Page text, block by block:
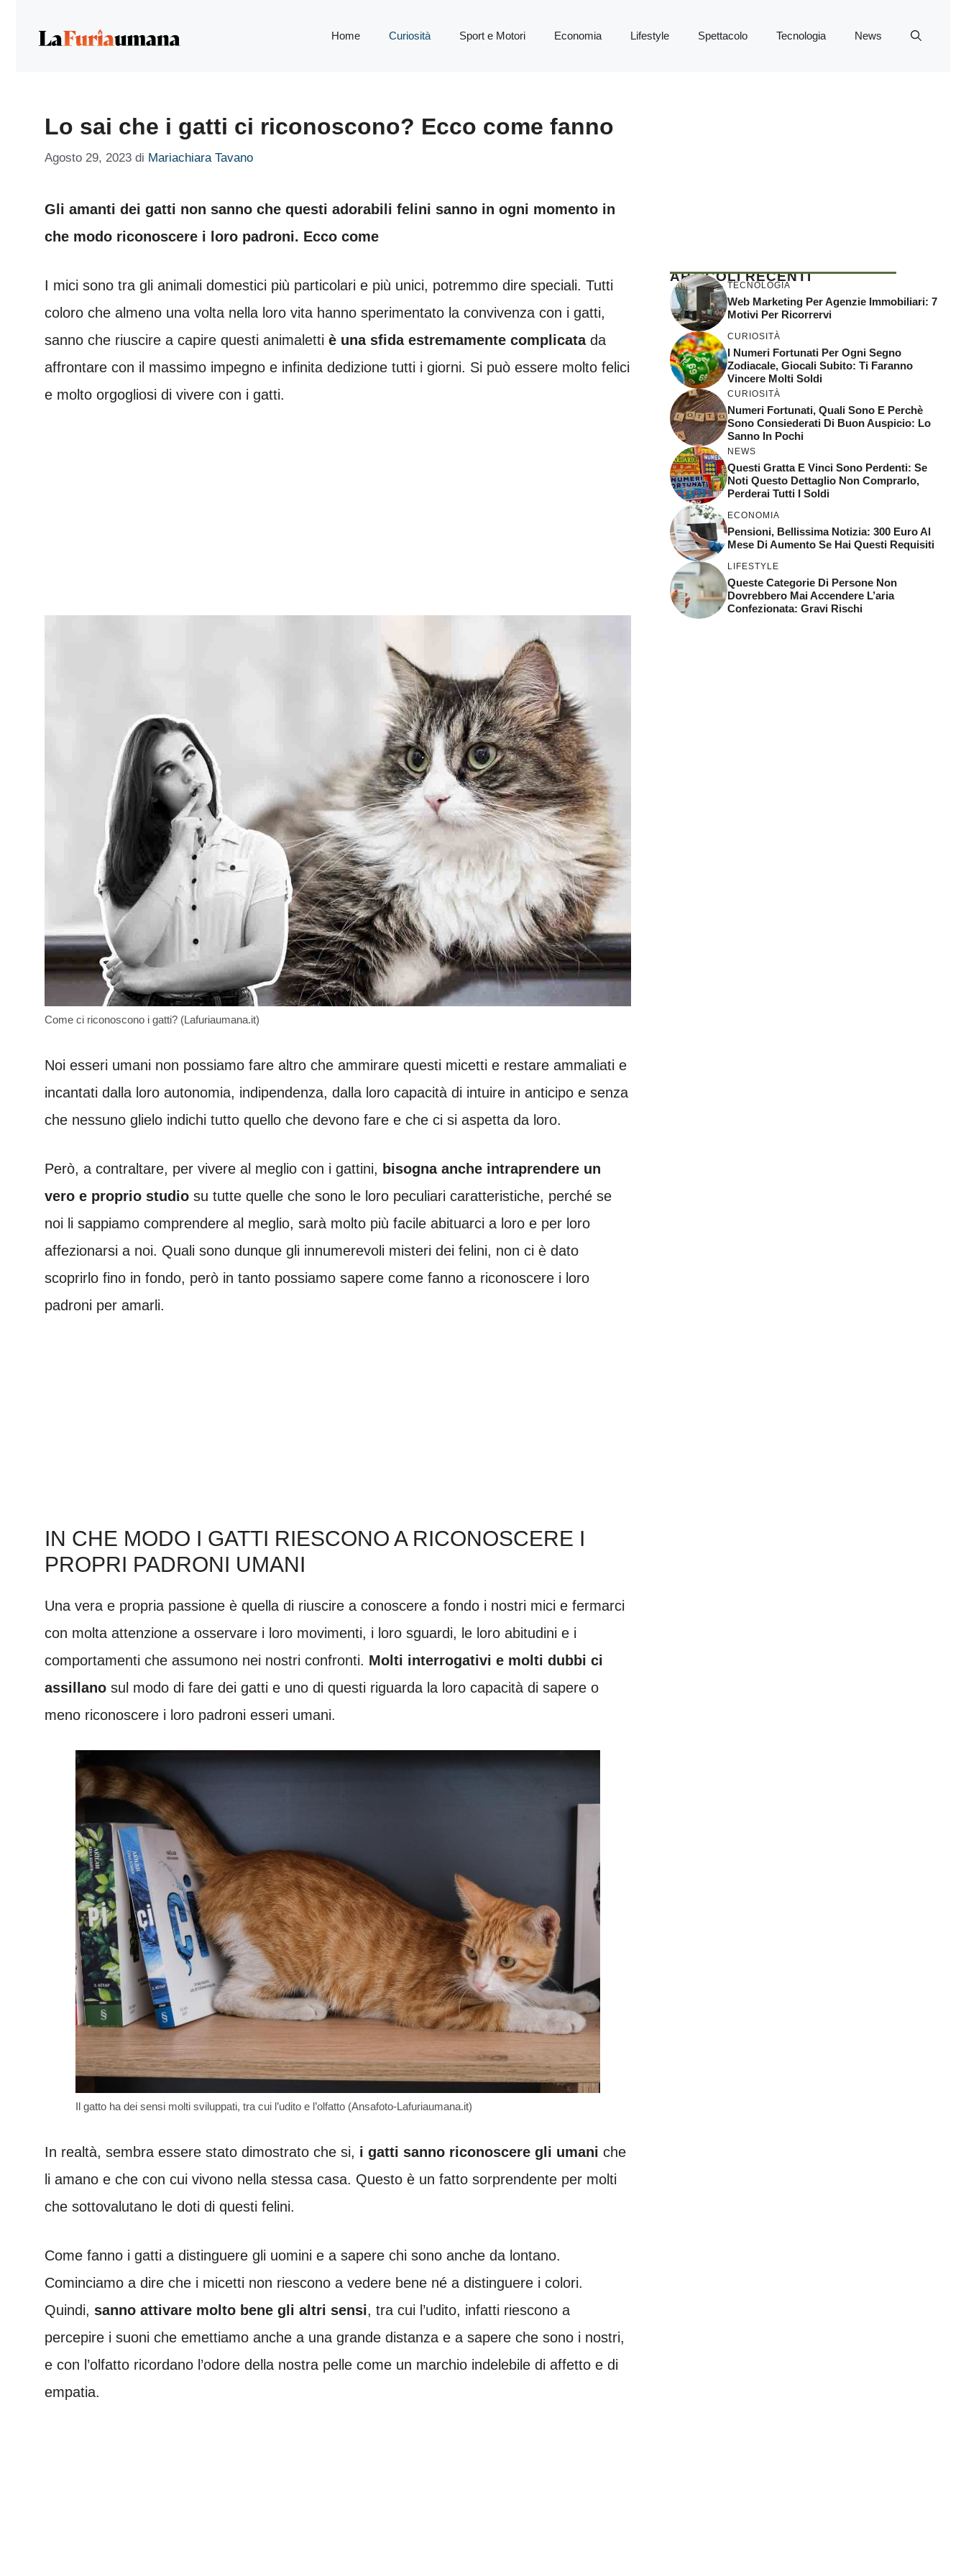
Home Curiosità Sport e Motori Economia Lifestyle Spettacolo Tecnologia News
Lo sai che i gatti ci riconoscono? Ecco come fanno
Agosto 29, 2023 di Mariachiara Tavano
Gli amanti dei gatti non sanno che questi adorabili felini sanno in ogni momento in
che modo riconoscere i loro padroni. Ecco come
I mici sono tra gli animali domestici più particolari e più unici, potremmo dire speciali. Tutti
coloro che almeno una volta nella loro vita hanno sperimentato la convivenza con i gatti,
sanno che riuscire a capire questi animaletti è una sfida estremamente complicatada
affrontare con il massimo impegno e infinita dedizione tutti i giorni. Si può essere molto felici
e molto orgogliosi di vivere con i gatti.
Come ci riconoscono i gatti? (Lafuriaumana.it)
Noi esseri umani non possiamo fare altro che ammirare questi micetti e restare ammaliati e
incantati dalla loro autonomia, indipendenza, dalla loro capacità di intuire in anticipo e senza
che nessuno glielo indichi tutto quello che devono fare e che ci si aspetta da loro.
Però, a contraltare, per vivere al meglio con i gattini, bisogna anche intraprendere un
vero e proprio studio su tutte quelle che sono le loro peculiari caratteristiche, perché se
noi li sappiamo comprendere al meglio, sarà molto più facile abituarci a loro e per loro
affezionarsi a noi. Quali sono dunque gli innumerevoli misteri dei felini, non ci è dato
scoprirlo fino in fondo, però in tanto possiamo sapere come fanno a riconoscere i loro
padroni per amarli.
IN CHE MODO I GATTI RIESCONO A RICONOSCERE I
PROPRI PADRONI UMANI
Una vera e propria passione è quella di riuscire a conoscere a fondo i nostri mici e fermarci
con molta attenzione a osservare i loro movimenti, i loro sguardi, le loro abitudini e i
comportamenti che assumono nei nostri confronti. Molti interrogativi e molti dubbi ci
assillano sul modo di fare dei gatti e uno di questi riguarda la loro capacità di sapere o
meno riconoscere i loro padroni esseri umani.
Il gatto ha dei sensi molti sviluppati, tra cui l’udito e l’olfatto (Ansafoto-Lafuriaumana.it)
In realtà, sembra essere stato dimostrato che si, i gatti sanno riconoscere gli umani che
li amano e che con cui vivono nella stessa casa. Questo è un fatto sorprendente per molti
che sottovalutano le doti di questi felini.
Come fanno i gatti a distinguere gli uomini e a sapere chi sono anche da lontano.
Cominciamo a dire che i micetti non riescono a vedere bene né a distinguere i colori.
Quindi, sanno attivare molto bene gli altri sensi, tra cui l’udito, infatti riescono a
percepire i suoni che emettiamo anche a una grande distanza e a sapere che sono i nostri,
e con l’olfatto ricordano l’odore della nostra pelle come un marchio indelebile di affetto e di
empatia.
ARTICOLI RECENTI
TECNOLOGIA
Web Marketing Per Agenzie Immobiliari: 7
Motivi Per Ricorrervi
CURIOSITÀ
I Numeri Fortunati Per Ogni Segno
Zodiacale, Giocali Subito: Ti Faranno
Vincere Molti Soldi
CURIOSITÀ
Numeri Fortunati, Quali Sono E Perchè
Sono Consiederati Di Buon Auspicio: Lo
Sanno In Pochi
NEWS
Questi Gratta E Vinci Sono Perdenti: Se
Noti Questo Dettaglio Non Comprarlo,
Perderai Tutti I Soldi
ECONOMIA
Pensioni, Bellissima Notizia: 300 Euro Al
Mese Di Aumento Se Hai Questi Requisiti
LIFESTYLE
Queste Categorie Di Persone Non
Dovrebbero Mai Accendere L’aria
Confezionata: Gravi Rischi